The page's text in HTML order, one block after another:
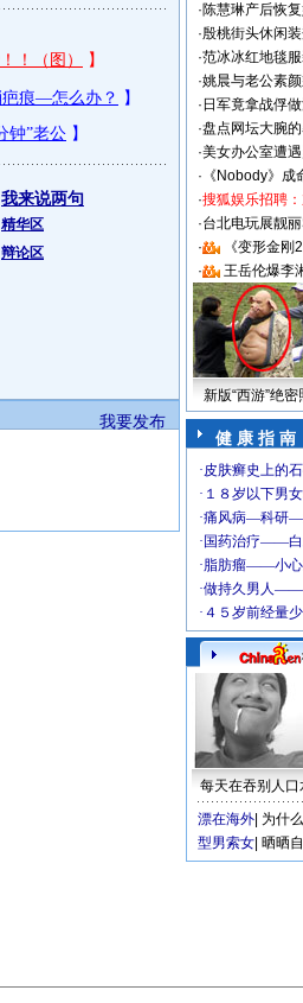
我来说两句
精华区
辩论区
我要发布
·陈慧琳产后恢
·殷桃街头休闲
·范冰冰红地毯
·姚晨与老公素
· 日军竟拿战俘
·盘点网坛大腕
·美女办公室遭
· 《Nobody》成
·搜狐娱乐招聘：
·台北电玩展靓
·
《变形金刚
·
王岳伦爆李
新版“西游”绝密
健 康 指 南
每天在吞别人口
漂在海外 为什
型男索女 晒晒